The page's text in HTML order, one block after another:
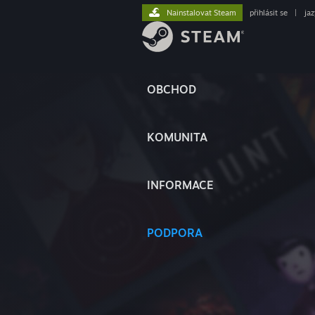
OBCHOD
KOMUNITA
INFORMACE
PODPORA
Nainstalovat Steam přihlásit se